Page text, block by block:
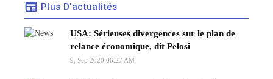
Plus D'actualités
USA: Sérieuses divergences sur le plan de
relance économique, dit Pelosi
9, Sep 2020 06:27 AM